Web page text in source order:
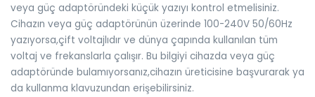
veya güç adaptöründeki küçük yazıyı kontrol etmelisiniz.
Cihazın veya güç adaptörünün üzerinde 100-240V 50/60Hz
yazıyorsa,çift voltajlıdır ve dünya çapında kullanılan tüm
voltaj ve frekanslarla çalışır. Bu bilgiyi cihazda veya güç
adaptöründe bulamıyorsanız,cihazın üreticisine başvurarak ya
da kullanma klavuzundan erişebilirsiniz.